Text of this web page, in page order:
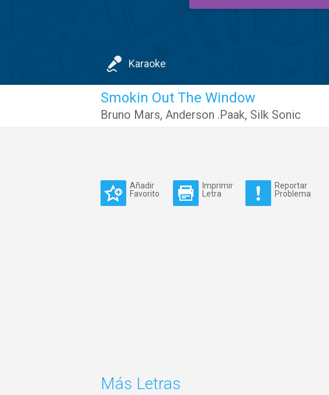
Karaoke
Smokin Out The Window
Bruno Mars, Anderson .Paak, Silk Sonic
Añadir
Favorito
Imprimir
Letra
Reportar
Problema
Más Letras